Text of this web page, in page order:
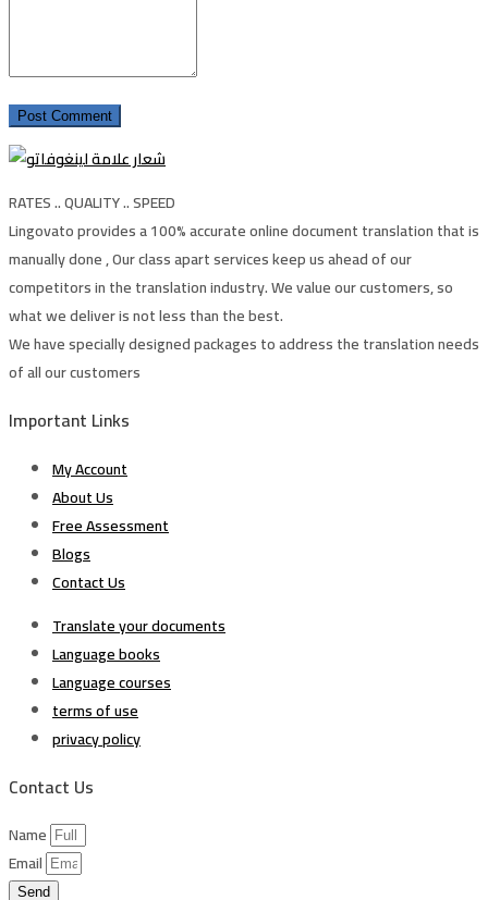
RATES .. QUALITY .. SPEED
Lingovato provides a 100% accurate online document translation that is
manually done , Our class apart services keep us ahead of our
competitors in the translation industry. We value our customers, so
what we deliver is not less than the best.
We have specially designed packages to address the translation needs
of all our customers
Important Links
My Account
About Us
Free Assessment
Blogs
Contact Us
Translate your documents
Language books
Language courses
terms of use
privacy policy
Contact Us
Name
Email
Send